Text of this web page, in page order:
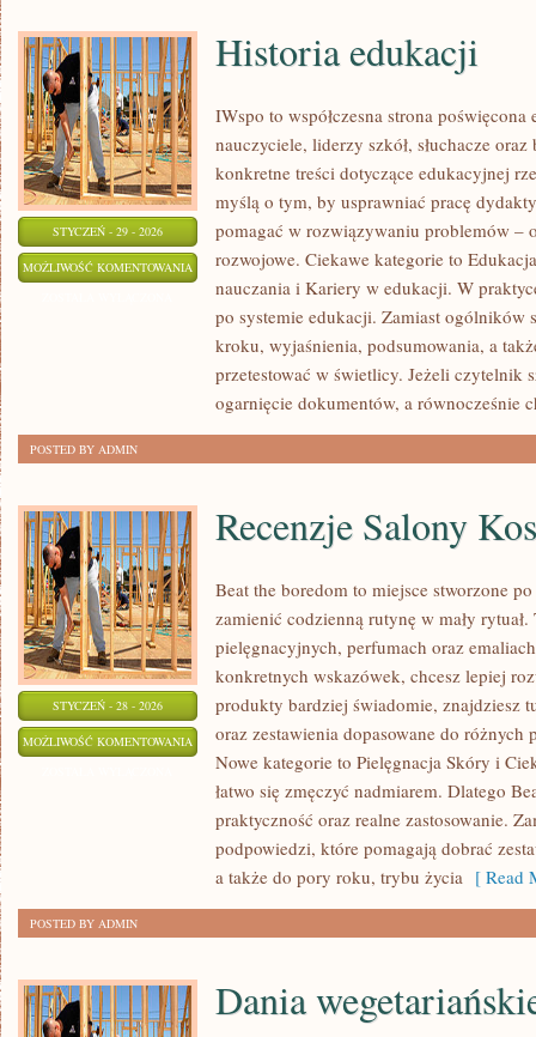
STYCZEŃ - 29 - 2026
MOŻLIWOŚĆ KOMENTOWANIA HISTORIA
EDUKACJI
Historia edukacji
IWspo to współczesna strona
nauczyciele, liderzy szkół, słuchacze
konkretne treści dotyczące edukacyjnej
myślą o tym, by usprawniać pracę
pomagać w rozwiązywaniu problemów –
rozwojowe. Ciekawe kategorie to
nauczania i Kariery w edukacji. W
po systemie edukacji. Zamiast ogólników
kroku, wyjaśnienia, podsumowania, a
przetestować w świetlicy. Jeżeli czytelnik
ogarnięcie dokumentów, a równocześnie
POSTED BY ADMIN
STYCZEŃ - 28 - 2026
MOŻLIWOŚĆ KOMENTOWANIA RECENZJE
SALONY
KOSMETYCZNE
Recenzje Salony
Beat the boredom to miejsce stworzone
zamienić codzienną rutynę w mały
pielęgnacyjnych, perfumach oraz
konkretnych wskazówek, chcesz lepiej
produkty bardziej świadomie, znajdziesz
oraz zestawienia dopasowane do
Nowe kategorie to Pielęgnacja Skóry i
łatwo się zmęczyć nadmiarem. Dlatego
praktyczność oraz realne zastosowanie.
podpowiedzi, które pomagają dobrać
a także do pory roku, trybu życia [ Read
POSTED BY ADMIN
Dania